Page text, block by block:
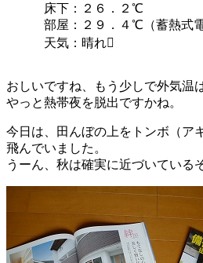
床下：２６．２℃
部屋：２９．４℃（蓄熱式電
天気：晴れ
おしいですね、もう少しで外気温
やっと熱帯夜を脱出ですかね。
今日は、田んぼの上をトンボ（ア
飛んでいました。
うーん、秋は確実に近づいている